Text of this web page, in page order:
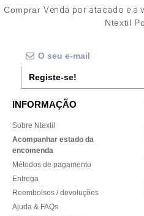
ComprarVenda por atacado e a
Ntextil
Registe-se!
INFORMAÇÃO
Sobre Ntextil
Acompanhar estado da
encomenda
Métodos de pagamento
Entrega
Reembolsos / devoluções
Ajuda & FAQs